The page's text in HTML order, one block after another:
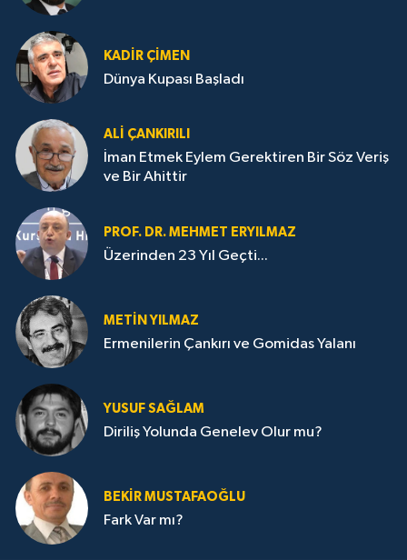
KADIR ÇIMEN
Dünya Kupası Başladı
ALI ÇANKIRILI
İman Etmek Eylem Gerektiren Bir Söz Veriş
ve Bir Ahittir
PROF. DR. MEHMET ERYILMAZ
Üzerinden 23 Yıl Geçti...
METIN YILMAZ
Ermenilerin Çankırı ve Gomidas Yalanı
YUSUF SAĞLAM
Diriliş Yolunda Genelev Olur mu?
BEKIR MUSTAFAOĞLU
Fark Var mı?